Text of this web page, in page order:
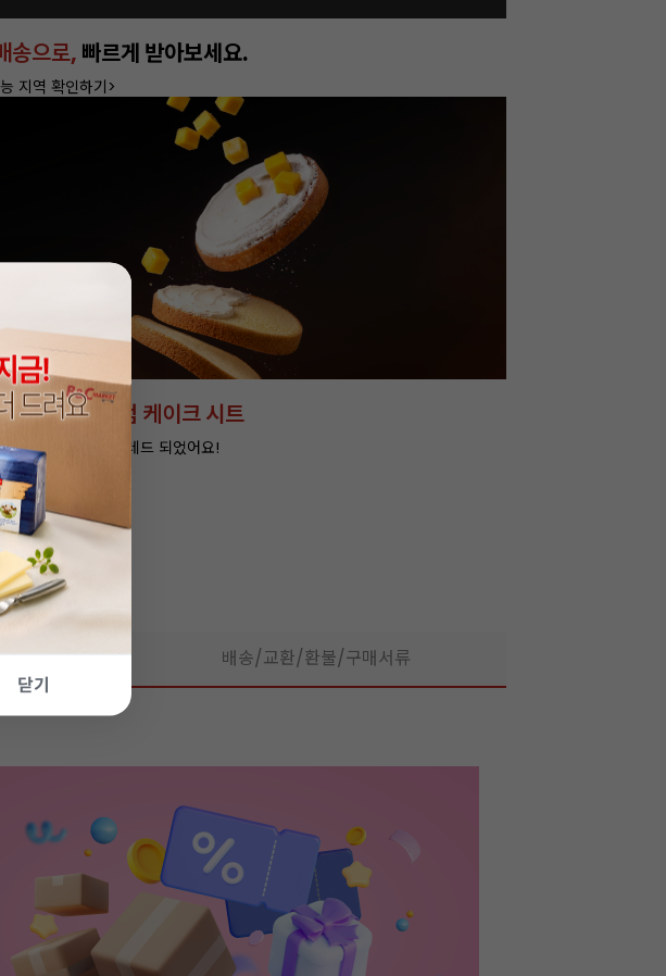
닫기
송으로, 빠르게 받아보세요.
지역 확인하기>
만든프리미엄 케이크 시트
질과 맛으로 업그레드 되었어요!
배송/교환/환불/구매서류